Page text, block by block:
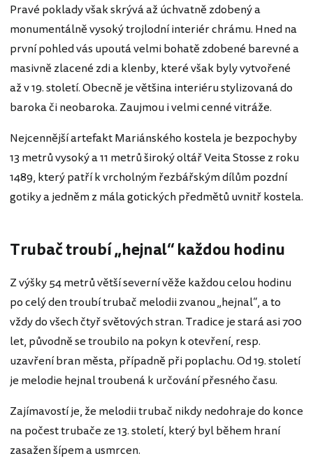
Pravé poklady však skrývá až úchvatně zdobený a
monumentálně vysoký trojlodní interiér chrámu. Hned na
první pohled vás upoutá velmi bohatě zdobené barevné a
masivně zlacené zdi a klenby, které však byly vytvořené
až v 19. století. Obecně je většina interiéru stylizovaná do
baroka či neobaroka. Zaujmou i velmi cenné vitráže.
Nejcennější artefakt Mariánského kostela je bezpochyby
13 metrů vysoký a 11 metrů široký oltář Veita Stosse z roku
1489, který patří k vrcholným řezbářským dílům pozdní
gotiky a jedněm z mála gotických předmětů uvnitř kostela.
Trubač troubí „hejnal“každou hodinu
Z výšky 54 metrů větší severní věže každou celou hodinu
po celý den troubí trubač melodii zvanou „hejnal“, a to
vždy do všech čtyř světových stran. Tradice je stará asi 700
let, původně se troubilo na pokyn k otevření, resp.
uzavření bran města, případně při poplachu. Od 19. století
je melodie hejnal troubená k určování přesného času.
Zajímavostí je, že melodii trubač nikdy nedohraje do konce
na počest trubače ze 13. století, který byl během hraní
zasažen šípem a usmrcen.